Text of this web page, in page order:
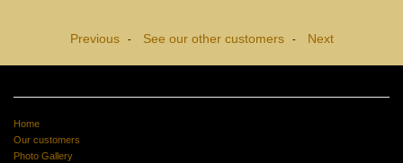
Previous- See our other customers- Next
Home
Our customers
Photo Gallery